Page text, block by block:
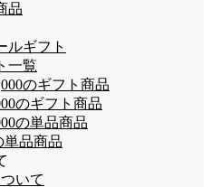
品
ルギフト
一覧
のギフト商品
のギフト商品
の単品商品
単品商品
いて